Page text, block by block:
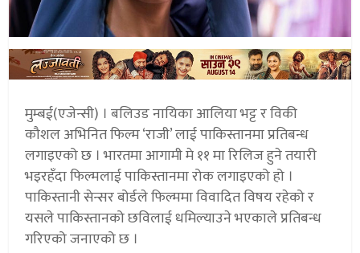
मुम्बई(एजेन्सी) । बलिउड नायिका आलिया भट्ट र विकी
कौशल अभिनित फिल्म ‘राजी’ लाई पाकिस्तानमा प्रतिबन्ध
लगाइएको छ । भारतमा आगामी मे ११ मा रिलिज हुने तयारी
भइरहँदा फिल्मलाई पाकिस्तानमा रोक लगाइएको हो ।
पाकिस्तानी सेन्सर बोर्डले फिल्ममा विवादित विषय रहेको र
यसले पाकिस्तानको छविलाई धमिल्याउने भएकाले प्रतिबन्ध
गरिएको जनाएको छ ।